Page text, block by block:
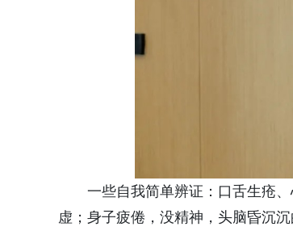
一些自我简单辨证：口舌生疮
虚；身子疲倦，没精神，头脑昏沉